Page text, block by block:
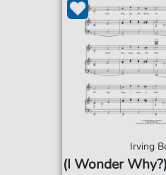
Irving
(I Wonder